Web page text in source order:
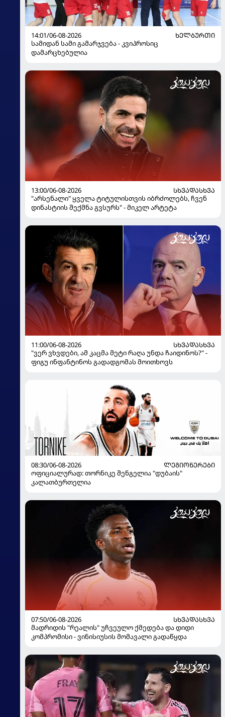
14:01/06-08-2026
ᲮᲔᲚᲑᲣᲠᲗᲘ
სამიდან სამი გამარჯვება - კვიპროსიც
დამარცხებულია
13:00/06-08-2026
ᲡᲮᲕᲐᲓᲐᲡᲮᲕᲐ
"არსენალი" ყველა ტიტულისთვის იბრძოლებს, ჩვენ
დინასტიის შექმნა გვსურს" - მიკელ არტეტა
11:00/06-08-2026
ᲡᲮᲕᲐᲓᲐᲡᲮᲕᲐ
"ვერ ვხვდები, ამ კაცმა მეტი რაღა უნდა ჩაიდინოს?" -
ფიგუ ინფანტინოს გადადგომას მოითხოვს
08:30/06-08-2026
ᲚᲔᲒᲘᲝᲜᲔᲠᲔᲑᲘ
ოფიციალურად: თორნიკე შენგელია "დუბაის"
კალათბურთელია
07:50/06-08-2026
ᲡᲮᲕᲐᲓᲐᲡᲮᲕᲐ
მადრიდის "რეალის" უჩვეულო ქმედება და დიდი
კომპრომისი - ვინისიუსის მომავალი გადაწყდა